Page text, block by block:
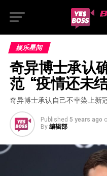
娱乐星闻
奇异博士承认
范  “疫情还未
奇异博士承认自己不幸染上新
Published 5 years ago
By 编辑部